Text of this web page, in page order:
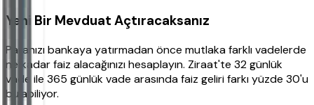
Yeni Bir Mevduat Açtıracaksanız
Paranızı bankaya yatırmadan önce mutlaka farklı vadelerde
ne kadar faiz alacağınızı hesaplayın. Ziraat'te 32 günlük
vade ile 365 günlük vade arasında faiz geliri farkı yüzde 30'u
bulabiliyor.